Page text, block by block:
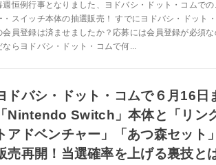
週恒例行事となりました、ヨドバシ・ドット・コムでの
・スイッチ本体の抽選販売！ すでにヨドバシ・ドット
会員登録は済ませましたか？応募には会員登録が必須な
ならヨドバシ・ドット・コムで何...
ドバシ・ドット・コムで６月16日
Nintendo Switch」本体と「リン
アドベンチャー」「あつ森セット
売再開！当選確率を上げる裏技と